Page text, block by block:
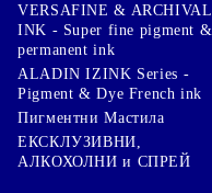
VERSAFINE & ARCHIVAL
INK - Super fine pigment &
permanent ink
ALADIN IZINK Series -
Pigment & Dye French ink
Пигментни Мастила
ЕКСКЛУЗИВНИ,
АЛКОХОЛНИ и СПРЕЙ